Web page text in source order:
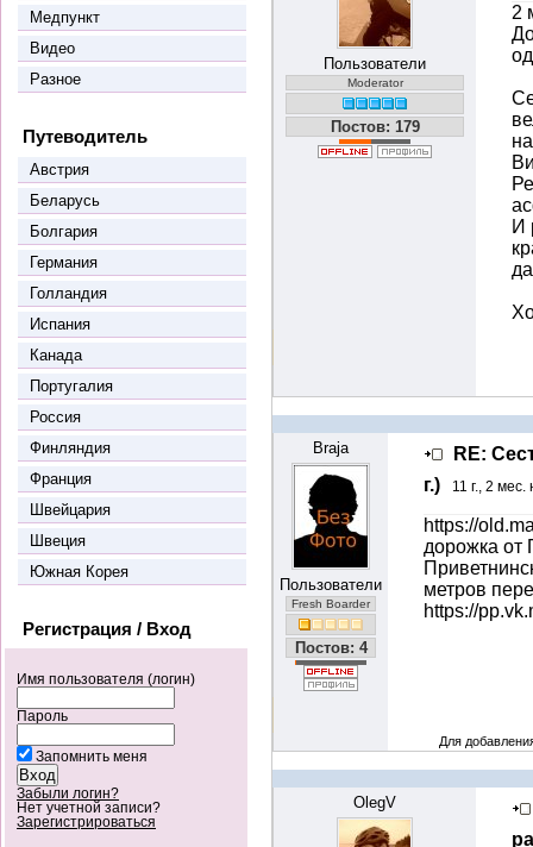
Медпункт
Видео
Разное
Путеводитель
Австрия
Беларусь
Болгария
Германия
Голландия
Испания
Канада
Португалия
Россия
Финляндия
Франция
Швейцария
Швеция
Южная Корея
Регистрация / Вход
Имя пользователя (логин)
Пароль
Запомнить меня
Забыли логин?
Нет учетной записи?
Зарегистрироваться
Пользователи
Moderator
Постов: 179
2
И
Braja
Пользователи
Fresh Boarder
Постов: 4
RE:
г.)
11 г., 2 мес.
https://
дорожка от
метров
https://
Для
OlegV